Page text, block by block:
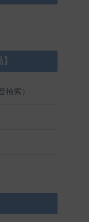
検索）